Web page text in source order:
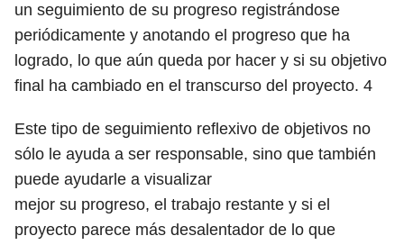
un seguimiento de su progreso registrándose
periódicamente y anotando el progreso que ha
logrado, lo que aún queda por hacer y si su objetivo
final ha cambiado en el transcurso del proyecto. 4
Este tipo de seguimiento reflexivo de objetivos no
sólo le ayuda a ser responsable, sino que también
puede ayudarle a visualizar
mejor su progreso, el trabajo restante y si el
proyecto parece más desalentador de lo que